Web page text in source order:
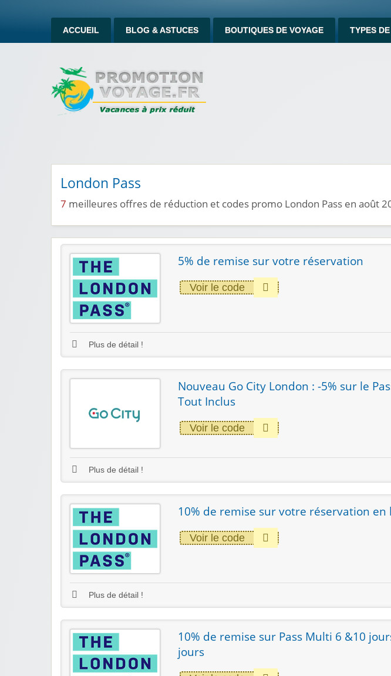
ACCUEIL BLOG & ASTUCES BOUTIQUES DE VOYAGE TYPES
London Pass
7 meilleures offres de réduction et codes promo London Pass en août
5% de remise sur votre réservation
Voir le code
Plus de détail !
Nouveau Go City London : -5% sur le
Tout Inclus
Voir le code
Plus de détail !
10% de remise sur votre réservation en
Voir le code
Plus de détail !
10% de remise sur Pass Multi 6 &10
jours